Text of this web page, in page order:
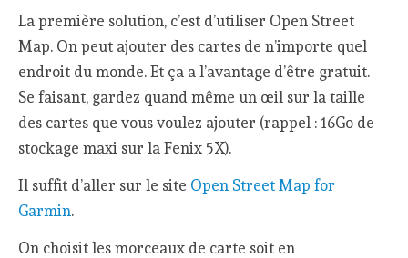
La première solution, c’est d’utiliser Open Street
Map. On peut ajouter des cartes de n’importe quel
endroit du monde. Et ça a l’avantage d’être gratuit.
Se faisant, gardez quand même un œil sur la taille
des cartes que vous voulez ajouter (rappel : 16Go de
stockage maxi sur la Fenix 5X).
Il suffit d’aller sur le site Open Street Map for
Garmin.
On choisit les morceaux de carte soit en